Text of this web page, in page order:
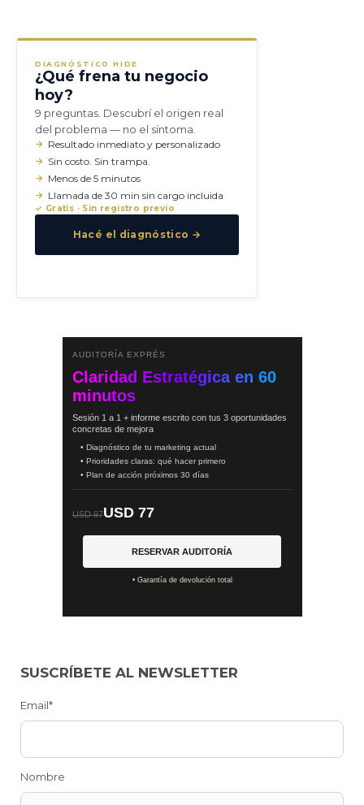
DIAGNÓSTICO HIDE
¿Qué frena tu negocio
hoy?
9 preguntas. Descubrí el origen real
del problema — no el síntoma.
Resultado inmediato y personalizado
Sin costo. Sin trampa.
Menos de 5 minutos
Llamada de 30 min sin cargo incluida
✓ Gratis · Sin registro previo
Hacé el diagnóstico →
AUDITORÍA EXPRÉS
Claridad Estratégica en 60
minutos
Sesión 1 a 1 + informe escrito con tus 3 oportunidades
concretas de mejora
• Diagnóstico de tu marketing actual
• Prioridades claras: qué hacer primero
• Plan de acción próximos 30 días
USD 97USD 77
RESERVAR AUDITORÍA
• Garantía de devolución total
SUSCRÍBETE AL NEWSLETTER
Email*
Nombre